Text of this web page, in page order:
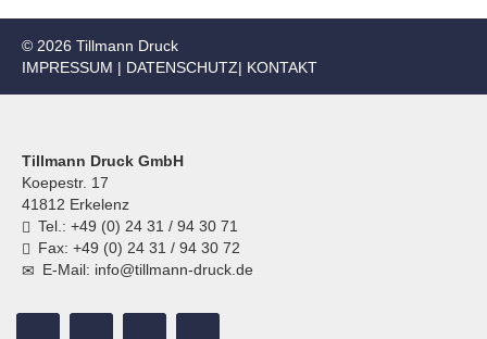
© 2026 Tillmann Druck
IMPRESSUM | DATENSCHUTZ| KONTAKT
Tillmann Druck GmbH
Koepestr. 17
41812 Erkelenz
Tel.: +49 (0) 24 31 / 94 30 71
Fax: +49 (0) 24 31 / 94 30 72
E-Mail: info@tillmann-druck.de